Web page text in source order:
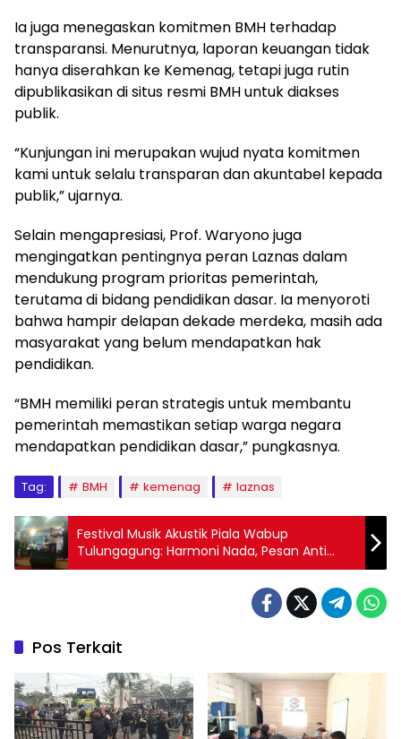
Ia juga menegaskan komitmen BMH terhadap
transparansi. Menurutnya, laporan keuangan tidak
hanya diserahkan ke Kemenag, tetapi juga rutin
dipublikasikan di situs resmi BMH untuk diakses
publik.
“Kunjungan ini merupakan wujud nyata komitmen
kami untuk selalu transparan dan akuntabel kepada
publik,” ujarnya.
Selain mengapresiasi, Prof. Waryono juga
mengingatkan pentingnya peran Laznas dalam
mendukung program prioritas pemerintah,
terutama di bidang pendidikan dasar. Ia menyoroti
bahwa hampir delapan dekade merdeka, masih ada
masyarakat yang belum mendapatkan hak
pendidikan.
“BMH memiliki peran strategis untuk membantu
pemerintah memastikan setiap warga negara
mendapatkan pendidikan dasar,” pungkasnya.
Tag: BMH kemenag laznas
Festival Musik Akustik Piala Wabup
Tulungagung: Harmoni Nada, Pesan Anti
Narkoba untuk Generasi Muda
Pos Terkait